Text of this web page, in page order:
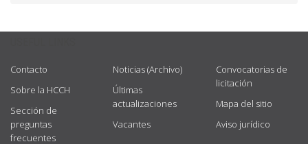
Contacto
Sobre la HCCH
Sección de
preguntas
frecuentes
Noticias (Archivo)
Últimas
actualizaciones
Vacantes
Convocatorias de
licitación
Mapa del sitio
Aviso jurídico